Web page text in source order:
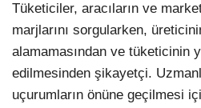
Tüketiciler, aracıların ve
marjlarını sorgularken,
alamamasından ve tüketicinin
edilmesinden şikayetçi.
uçurumların önüne geçilmesi